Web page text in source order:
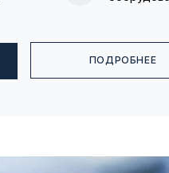
ПОДРОБНЕЕ